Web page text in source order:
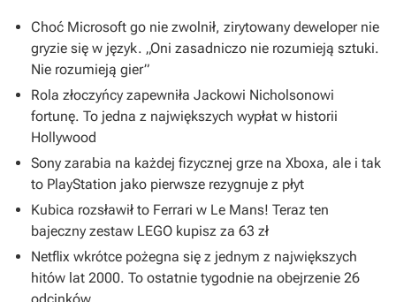
Choć Microsoft go nie zwolnił, zirytowany deweloper nie
gryzie się w język. „Oni zasadniczo nie rozumieją sztuki.
Nie rozumieją gier”
Rola złoczyńcy zapewniła Jackowi Nicholsonowi
fortunę. To jedna z największych wypłat w historii
Hollywood
Sony zarabia na każdej fizycznej grze na Xboxa, ale i tak
to PlayStation jako pierwsze rezygnuje z płyt
Kubica rozsławił to Ferrari w Le Mans! Teraz ten
bajeczny zestaw LEGO kupisz za 63 zł
Netflix wkrótce pożegna się z jednym z największych
hitów lat 2000. To ostatnie tygodnie na obejrzenie 26
odcinków